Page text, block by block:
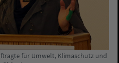
für Umwelt, Klimaschutz und